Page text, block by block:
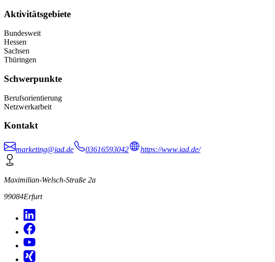
Aktivitätsgebiete
Bundesweit
Hessen
Sachsen
Thüringen
Schwerpunkte
Berufsorientierung
Netzwerkarbeit
Kontakt
marketing@iad.de 03616593042 https://www.iad.de/
Maximilian-Welsch-Straße 2a
99084Erfurt